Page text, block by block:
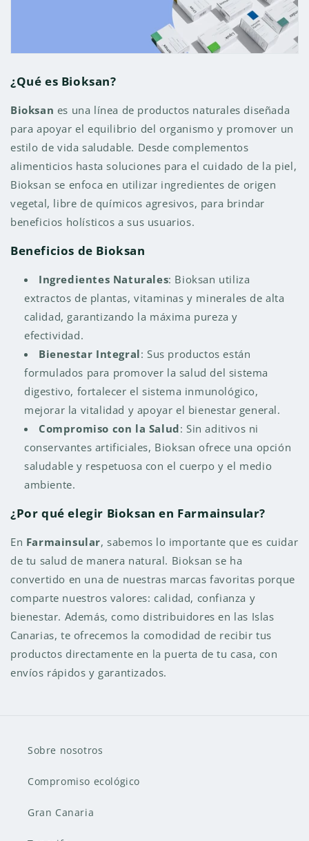
¿Qué es Bioksan?
Bioksan es una línea de productos naturales diseñada
para apoyar el equilibrio del organismo y promover un
estilo de vida saludable. Desde complementos
alimenticios hasta soluciones para el cuidado de la piel,
Bioksan se enfoca en utilizar ingredientes de origen
vegetal, libre de químicos agresivos, para brindar
beneficios holísticos a sus usuarios.
Beneficios de Bioksan
Ingredientes Naturales: Bioksan utiliza
extractos de plantas, vitaminas y minerales de alta
calidad, garantizando la máxima pureza y
efectividad.
Bienestar Integral: Sus productos están
formulados para promover la salud del sistema
digestivo, fortalecer el sistema inmunológico,
mejorar la vitalidad y apoyar el bienestar general.
Compromiso con la Salud: Sin aditivos ni
conservantes artificiales, Bioksan ofrece una opción
saludable y respetuosa con el cuerpo y el medio
ambiente.
¿Por qué elegir Bioksan en Farmainsular?
En Farmainsular, sabemos lo importante que es cuidar
de tu salud de manera natural. Bioksan se ha
convertido en una de nuestras marcas favoritas porque
comparte nuestros valores: calidad, confianza y
bienestar. Además, como distribuidores en las Islas
Canarias, te ofrecemos la comodidad de recibir tus
productos directamente en la puerta de tu casa, con
envíos rápidos y garantizados.
Sobre nosotros
Compromiso ecológico
Gran Canaria